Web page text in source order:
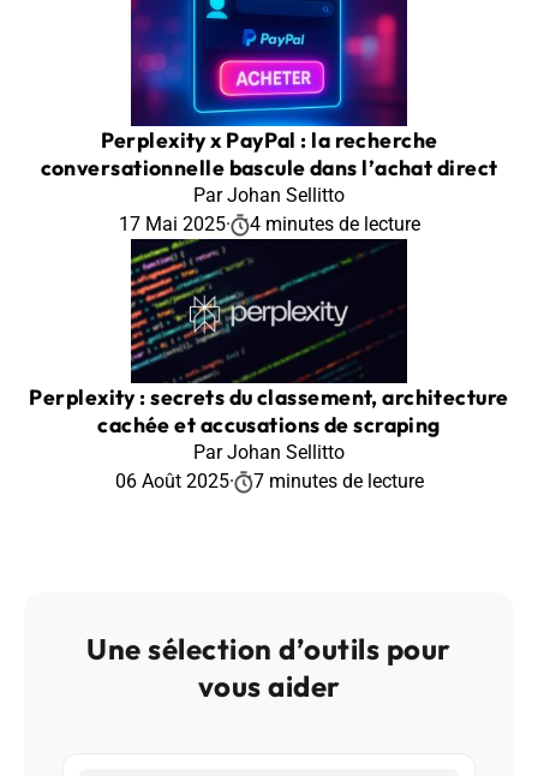
Perplexity x PayPal : la recherche
conversationnelle bascule dans l’achat direct
Par Johan Sellitto
17 Mai 2025· 4 minutes de lecture
Perplexity : secrets du classement, architecture
cachée et accusations de scraping
Par Johan Sellitto
06 Août 2025· 7 minutes de lecture
Une sélection d’outils pour
vous aider